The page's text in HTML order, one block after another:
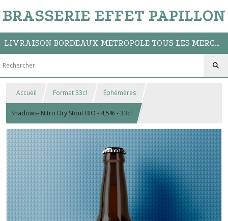
BRASSERIE EFFET PAPILLON
LIVRAISON BORDEAUX METROPOLE TOUS LES MERCREDIS // CLICK&COLLECT A LA BOUTIQUE DU BAR
Accueil Format 33cl Éphémères
Shadows- Nitro Dry Stout BIO - 4,5% - 33cl